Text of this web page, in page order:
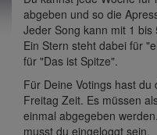
abgeben und so die
Jeder Song kann mit 1
Ein Stern steht dabei für
für "Das ist Spitze".
Für Deine Votings hast
Freitag Zeit. Es müssen
einmal abgegeben
musst du eingeloggt sein.